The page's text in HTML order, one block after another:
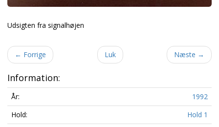
Udsigten fra signalhøjen
← Forrige Luk Næste →
Information:
År:
1992
Hold:
Hold 1